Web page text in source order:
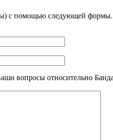
с помощью следующей формы.
вопросы относительно